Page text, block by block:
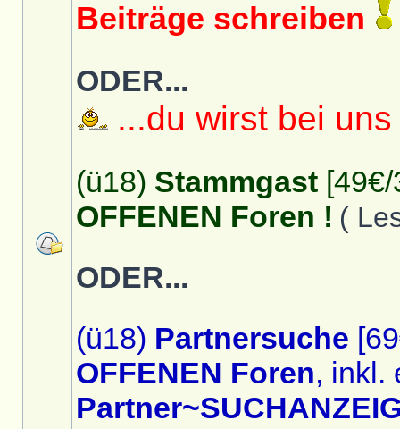
Beiträge schreiben
ODER...
...du wirst bei
(ü18) Stammgast
OFFENEN Foren ! (
ODER...
(ü18) Partnersuche
OFFENEN Foren, inkl.